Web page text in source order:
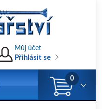
Můj účet
Přihlásit se
0